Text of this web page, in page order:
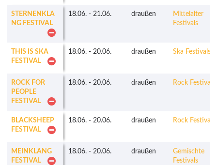
STERNENKLA
NG FESTIVAL
18.06. - 21.06. draußen
Mittelalter
Festivals
THIS IS SKA
FESTIVAL
18.06. - 20.06. draußen Ska Festivals
ROCK FOR
PEOPLE
FESTIVAL
18.06. - 20.06. draußen Rock Festivals
BLACKSHEEP
FESTIVAL
18.06. - 20.06. draußen Rock Festivals
MEINKLANG
FESTIVAL
18.06. - 20.06. draußen
Gemischte
Festivals